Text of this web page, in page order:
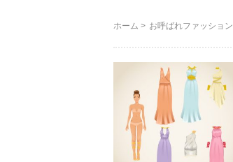
ホーム > お呼ばれファッション